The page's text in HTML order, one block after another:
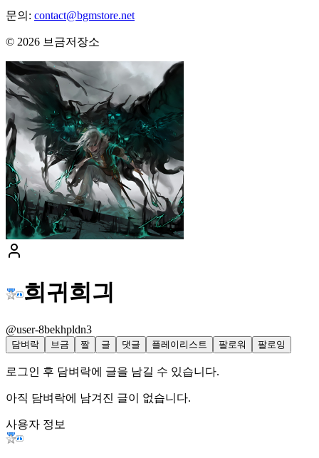
문의: contact@bgmstore.net
© 2026 브금저장소
희귀희긔
@user-8bekhpldn3
담벼락 브금 짤 글 댓글 플레이리스트 팔로워 팔로잉
로그인 후 담벼락에 글을 남길 수 있습니다.
아직 담벼락에 남겨진 글이 없습니다.
사용자 정보